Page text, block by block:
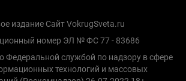
издание Сайт VokrugSveta.ru
номер ЭЛ № ФС 77 - 83686
Федеральной службой по надзору в сфере
технологий и массовых